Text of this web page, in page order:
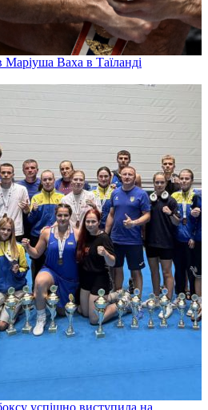
Ваха в Таїланді
успішно виступила на